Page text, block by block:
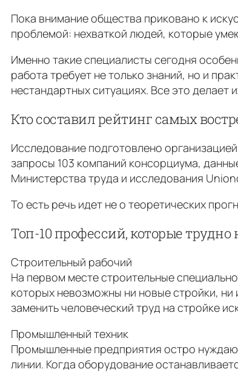
Пока внимание общества приковано к
проблемой: нехваткой людей, которые
Именно такие специалисты сегодня
работа требует не только знаний, но и
нестандартных ситуациях. Все это
Кто составил рейтинг самых
Исследование подготовлено
запросы 103 компаний консорциума,
Министерства труда и исследования
То есть речь идет не о теоретических
Топ-10 профессий, которыe
Строительный рабочий
На первом месте строительные
которых невозможны ни новые стройки,
заменить человеческий труд на стройке
Промышленный техник
Промышленные предприятия остро
линии. Когда оборудование